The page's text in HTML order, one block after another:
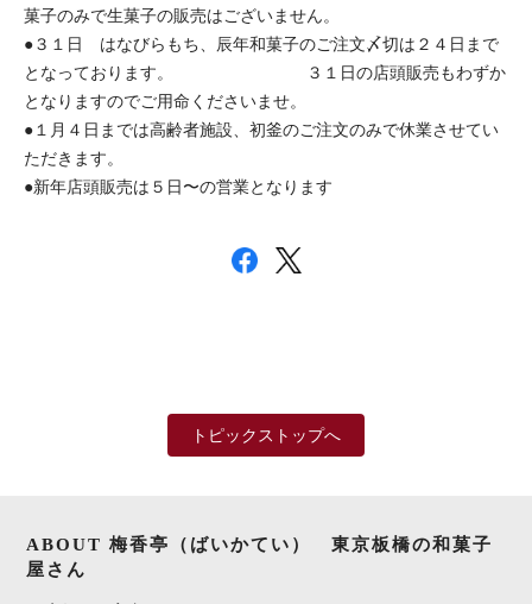
菓子のみで生菓子の販売はございません。
●３１日 はなびらもち、辰年和菓子のご注文〆切は２４日まで
となっております。
３１日の店頭販売もわずか
となりますのでご用命くださいませ。
●１月４日までは高齢者施設、初釜のご注文のみで休業させてい
ただきます。
●新年店頭販売は５日〜の営業となります
トピックストップへ
ABOUT 梅香亭（ばいかてい） 東京板橋の和菓子
屋さん